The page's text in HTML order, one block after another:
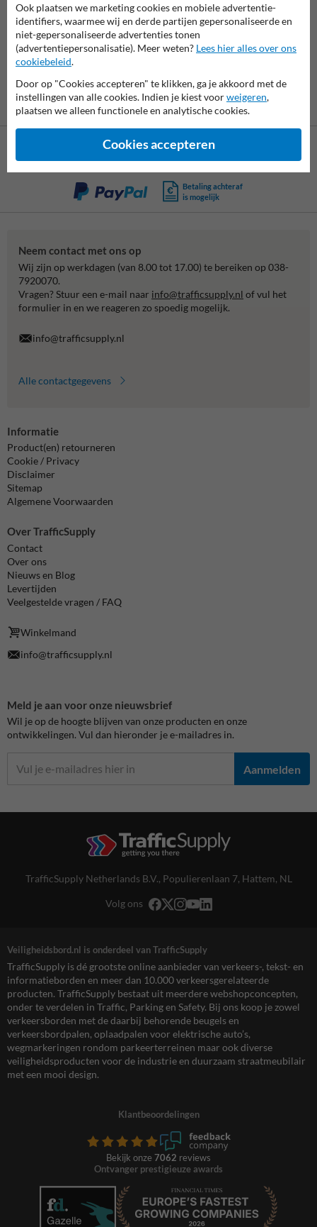
Rating9.4
Betaling achteraf
is mogelijk
Neem contact met ons op
Wij zijn op werkdagen (van 8.00 tot 17.00) te bereiken op 038-
7920070.
Vragen? Stuur een e-mail naar info@trafficsupply.nl of vul het
formulier in en we reageren zo spoedig mogelijk.
info@trafficsupply.nl
Alle contactgegevens
Informatie
Product(en) retourneren
Cookie / Privacy
Disclaimer
Sitemap
Algemene Voorwaarden
Over TrafficSupply
Contact
Over ons
Nieuws en Blog
Levertijden
Veelgestelde vragen / FAQ
Winkelmand
info@trafficsupply.nl
Meld je aan voor onze nieuwsbrief
Wil je op de hoogte blijven van onze producten en onze
ontwikkelingen. Vul dan hieronder je e-mailadres in.
Aanmelden
TrafficSupply Netherlands B.V., Populierenlaan 7, Hattem, NL
Volg ons
Veiligheidsbord.nl is onderdeel van TrafficSupply
TrafficSupply is dé grootste online aanbieder van verkeers-, tekst- en
informatieborden en meer dan 10.000 verkeersgerelateerde
producten. TrafficSupply bestaat uit meerdere webshopconcepten,
onder te verdelen in Traffic, Parking en Safety. Bij ons koop je zowel
verkeersborden met de daarbij behorende beugels en
verkeersbordpalen, oplaadpalen voor elektrische auto’s,
wegmarkeringen rondom parkeerterreinen maar ook diverse
veiligheidsproducten voor de industrie en duurzaam straatmeubilair
met een mooi design.
Klantbeoordelingen
Bekijk onze 7062 reviews
Ontvanger prestigieuze awards
Ook plaatsen we marketing cookies en mobiele advertentie-
identifiers, waarmee wij en derde partijen gepersonaliseerde en
niet-gepersonaliseerde advertenties tonen
(advertentiepersonalisatie). Meer weten? Lees hier alles over ons
cookiebeleid.
Door op "Cookies accepteren" te klikken, ga je akkoord met de
instellingen van alle cookies. Indien je kiest voorweigeren,
plaatsen we alleen functionele en analytische cookies.
Cookies accepteren